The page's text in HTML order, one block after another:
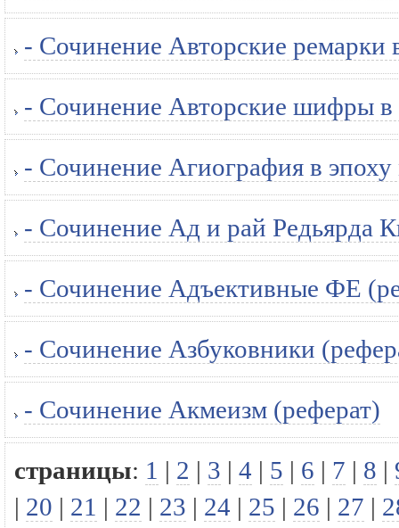
- Сочинение Авторские ремарки
- Сочинение Авторские шифры
- Сочинение Агиография в эпоху
- Сочинение Ад и рай Редьярда
- Сочинение Адъективные ФЕ
- Сочинение Азбуковники
- Сочинение Акмеизм (реферат)
страницы: 1 | 2 | 3 | 4 | 5 | 6 | 7 | 8 |
| 20 | 21 | 22 | 23 | 24 | 25 | 26 | 27 |